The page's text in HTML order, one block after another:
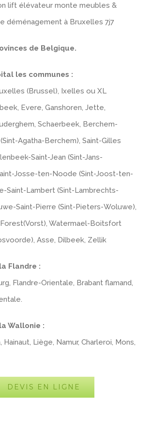
lift élévateur monte meubles &
déménagement à Bruxelles 7j7
de Belgique.
les communes :
(Brussel), Ixelles ou XL
Evere, Ganshoren, Jette,
Schaerbeek, Berchem-
Agatha-Berchem), Saint-Gilles
Saint-Jean (Sint-Jans-
Josse-ten-Noode (Sint-Joost-ten-
Saint-Lambert (Sint-Lambrechts-
Saint-Pierre (Sint-Pieters-Woluwe),
Watermael-Boitsfort
Asse, Dilbeek, Zellik
Flandre :
Flandre-Orientale, Brabant flamand,
Wallonie :
Hainaut, Liège, Namur, Charleroi, Mons,
DEVIS EN LIGNE